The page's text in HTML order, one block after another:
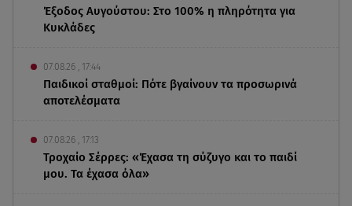
Έξοδος Αυγούστου: Στο 100% η πληρότητα για
Κυκλάδες
07.08.26 , 17:44
Παιδικοί σταθμοί: Πότε βγαίνουν τα προσωρινά
αποτελέσματα
07.08.26 , 17:13
Τροχαίο Σέρρες: «Έχασα τη σύζυγο και το παιδί
μου. Τα έχασα όλα»